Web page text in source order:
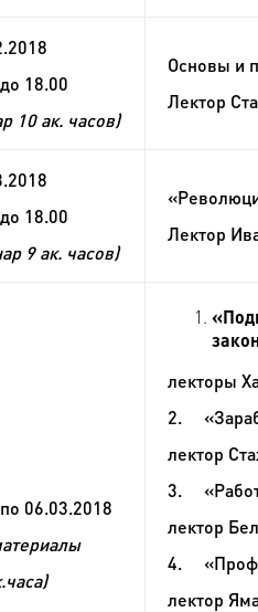
18.00
10 ак. часов)
Основы и
Лектор
18.00
9 ак. часов)
Лектор
06.03.2018
лекторы
2.
лектор
3.
лектор
4.
лектор